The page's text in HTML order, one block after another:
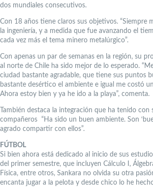
dos mundiales consecutivos.
Con 18 años tiene claros sus objetivos. “Siempre
la ingeniería, y a medida que fue avanzando el
cada vez más el tema minero metalúrgico”.
Con apenas un par de semanas en la región, su
al norte de Chile ha sido mejor de lo esperado.
ciudad bastante agradable, que tiene sus puntos
bastante desértico el ambiente e igual me costó
Ahora estoy bien y ya he ido a la playa”, comenta.
También destaca la integración que ha tenido con
compañeros “Ha sido un buen ambiente. Son
agrado compartir con ellos”.
FÚTBOL
Si bien ahora está dedicado al inicio de sus
del primer semestre, que incluyen Cálculo I,
Física, entre otros, Sankara no olvida su otra
encanta jugar a la pelota y desde chico lo he